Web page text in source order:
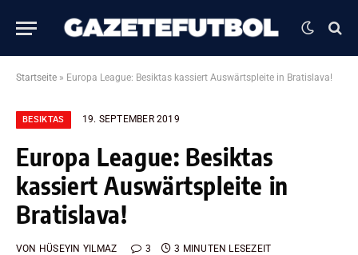
Startseite » Europa League: Besiktas kassiert Auswärtspleite in Bratislava!
BESIKTAS 19. SEPTEMBER 2019
Europa League: Besiktas
kassiert Auswärtspleite in
Bratislava!
VON HÜSEYIN YILMAZ 3 3 MINUTEN LESEZEIT